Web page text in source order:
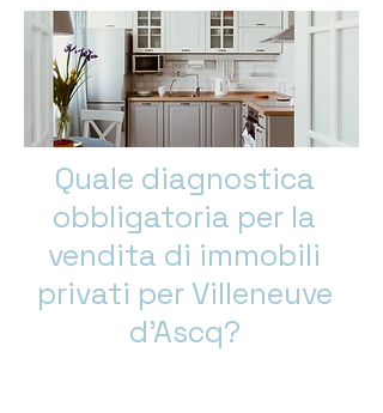
Quale diagnostica
obbligatoria per la
vendita di immobili
privati per Villeneuve
d'Ascq?